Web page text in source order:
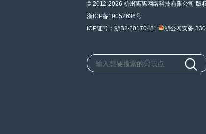
© 2012-2026 杭州离离网络科技有限公司 版
浙ICP备19052636号
ICP证号：浙B2-20170481
浙公网安备